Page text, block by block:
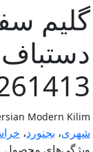
گلیم
Modern Kilim
شهری، بجنورد،